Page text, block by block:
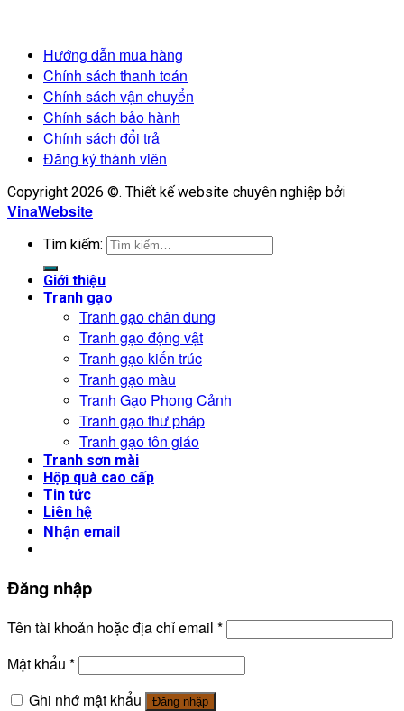
Hướng dẫn mua hàng
Chính sách thanh toán
Chính sách vận chuyển
Chính sách bảo hành
Chính sách đổi trả
Đăng ký thành viên
Copyright 2026 ©. Thiết kế website chuyên nghiệp bởi
VinaWebsite
Tìm kiếm:
Giới thiệu
Tranh gạo
Tranh gạo chân dung
Tranh gạo động vật
Tranh gạo kiến trúc
Tranh gạo màu
Tranh Gạo Phong Cảnh
Tranh gạo thư pháp
Tranh gạo tôn giáo
Tranh sơn mài
Hộp quà cao cấp
Tin tức
Liên hệ
Nhận email
Đăng nhập
Tên tài khoản hoặc địa chỉ email *
Mật khẩu *
Ghi nhớ mật khẩu
Đăng nhập